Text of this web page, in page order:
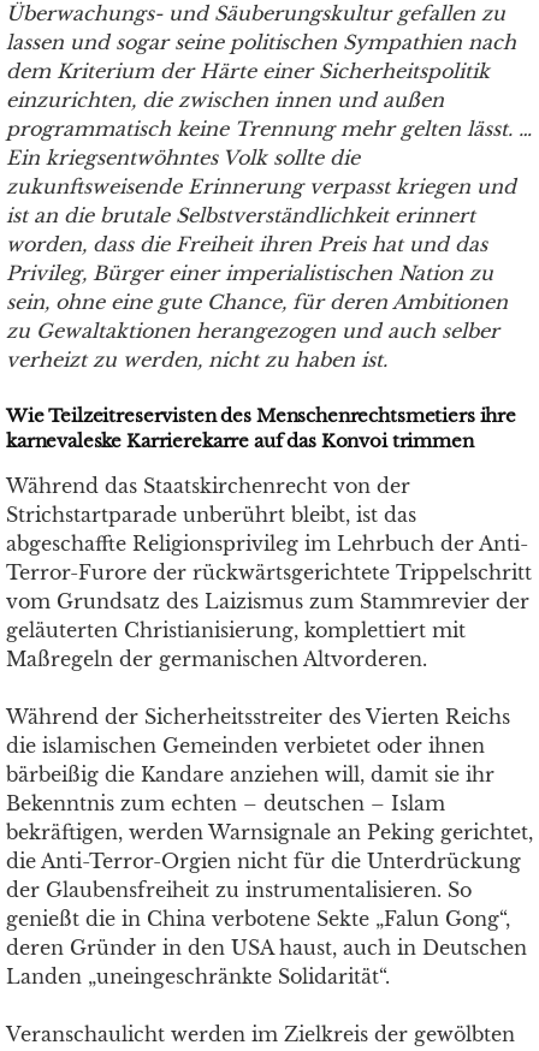
Überwachungs- und Säuberungskultur gefallen zu
lassen und sogar seine politischen Sympathien nach
dem Kriterium der Härte einer Sicherheitspolitik
einzurichten, die zwischen innen und außen
programmatisch keine Trennung mehr gelten lässt. …
Ein kriegsentwöhntes Volk sollte die
zukunftsweisende Erinnerung verpasst kriegen und
ist an die brutale Selbstverständlichkeit erinnert
worden, dass die Freiheit ihren Preis hat und das
Privileg, Bürger einer imperialistischen Nation zu
sein, ohne eine gute Chance, für deren Ambitionen
zu Gewaltaktionen herangezogen und auch selber
verheizt zu werden, nicht zu haben ist.
Wie Teilzeitreservisten des Menschenrechtsmetiers ihre
karnevaleske Karrierekarre auf das Konvoi trimmen
Während das Staatskirchenrecht von der
Strichstartparade unberührt bleibt, ist das
abgeschaffte Religionsprivileg im Lehrbuch der Anti-
Terror-Furore der rückwärtsgerichtete Trippelschritt
vom Grundsatz des Laizismus zum Stammrevier der
geläuterten Christianisierung, komplettiert mit
Maßregeln der germanischen Altvorderen.
Während der Sicherheitsstreiter des Vierten Reichs
die islamischen Gemeinden verbietet oder ihnen
bärbeißig die Kandare anziehen will, damit sie ihr
Bekenntnis zum echten – deutschen – Islam
bekräftigen, werden Warnsignale an Peking gerichtet,
die Anti-Terror-Orgien nicht für die Unterdrückung
der Glaubensfreiheit zu instrumentalisieren. So
genießt die in China verbotene Sekte „Falun Gong“,
deren Gründer in den USA haust, auch in Deutschen
Landen „uneingeschränkte Solidarität“.
Veranschaulicht werden im Zielkreis der gewölbten